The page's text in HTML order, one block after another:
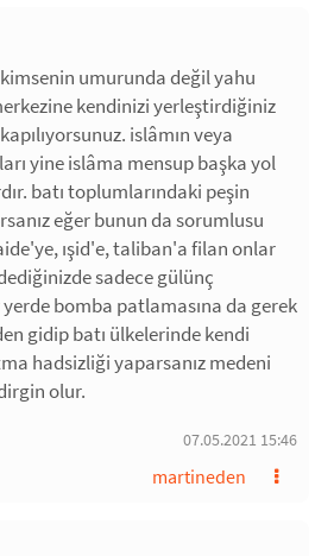
umurunda değil yahu
kendinizi yerleştirdiğiniz
islâmın veya
yine islâma mensup başka yol
batı toplumlarındaki peşin
eğer bunun da sorumlusu
ışid'e, taliban'a filan onlar
sadece gülünç
bomba patlamasına da gerek
gidip batı ülkelerinde kendi
hadsizliği yaparsanız medeni
olur.
07.05.2021 15:46
martineden